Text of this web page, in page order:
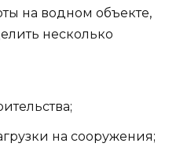
на водном объекте,
несколько
на сооружения;